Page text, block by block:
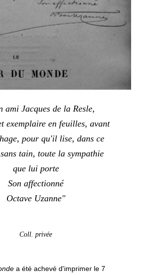
ami Jacques de la Resle,
exemplaire en feuilles, avant
pour qu'il lise, dans ce
tain, toute la sympathie
que lui porte
Son affectionné
Octave Uzanne"
Coll. privée
a été achevé d'imprimer le 7